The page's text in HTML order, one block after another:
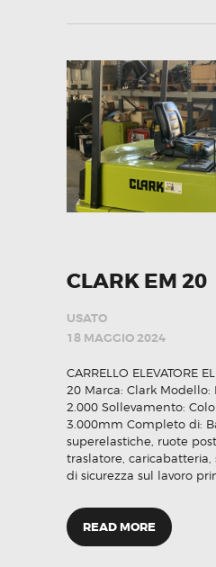
CLARK EM 20
USATO
18 MAGGIO 2024
CARRELLO ELEVATORE
20 Marca: Clark Modello:
2.000 Sollevamento:
3.000mm Completo di:
superelastiche, ruote
traslatore, caricabatteria,
di sicurezza sul lavoro
READ MORE